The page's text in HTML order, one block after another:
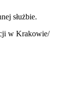
służbie.
w Krakowie/